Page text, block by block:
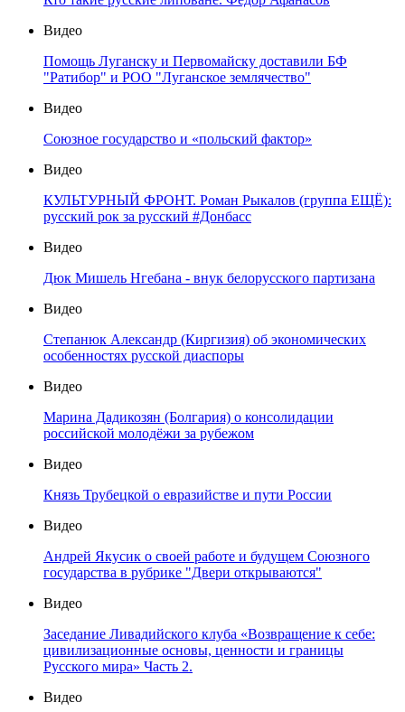
Видео
Помощь Луганску и Первомайску доставили БФ
"Ратибор" и РОО "Луганское землячество"
Видео
Союзное государство и «польский фактор»
Видео
КУЛЬТУРНЫЙ ФРОНТ. Роман Рыкалов (группа ЕЩЁ):
русский рок за русский #Донбасс
Видео
Дюк Мишель Нгебана - внук белорусского партизана
Видео
Степанюк Александр (Киргизия) об экономических
особенностях русской диаспоры
Видео
Марина Дадикозян (Болгария) о консолидации
российской молодёжи за рубежом
Видео
Князь Трубецкой о евразийстве и пути России
Видео
Андрей Якусик о своей работе и будущем Союзного
государства в рубрике "Двери открываются"
Видео
Заседание Ливадийского клуба «Возвращение к себе:
цивилизационные основы, ценности и границы
Русского мира» Часть 2.
Видео